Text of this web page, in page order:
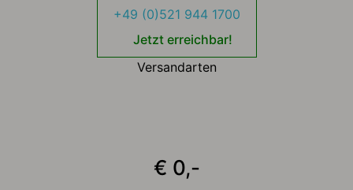
+49 (0)521 944 1700
Jetzt erreichbar!
Versandarten
€ 0,-